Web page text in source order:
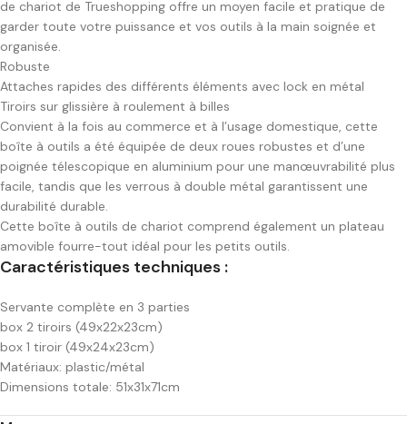
de chariot de Trueshopping offre un moyen facile et pratique de
garder toute votre puissance et vos outils à la main soignée et
organisée.
Robuste
Attaches rapides des différents éléments avec lock en métal
Tiroirs sur glissière à roulement à billes
Convient à la fois au commerce et à l’usage domestique, cette
boîte à outils a été équipée de deux roues robustes et d’une
poignée télescopique en aluminium pour une manœuvrabilité plus
facile, tandis que les verrous à double métal garantissent une
durabilité durable.
Cette boîte à outils de chariot comprend également un plateau
amovible fourre-tout idéal pour les petits outils.
Caractéristiques techniques :
Servante complète en 3 parties
box 2 tiroirs (49x22x23cm)
box 1 tiroir (49x24x23cm)
Matériaux: plastic/métal
Dimensions totale: 51x31x71cm